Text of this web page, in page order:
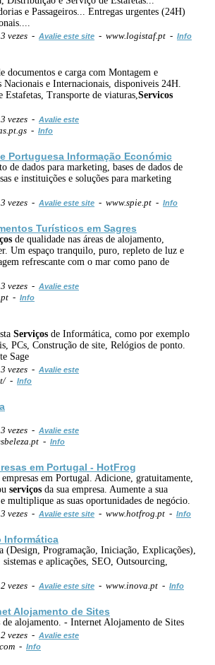
e Passageiros... Entregas urgentes (24H)
vezes - Avalie este site - www.logistaf.pt - Info
documentos e carga com Montagem e
Nacionais e Internacionais, disponiveis 24H.
Transporte de viaturas, Servicos
vezes - Avalie este
- Info
Portuguesa Informação Económic
de dados para marketing, bases de dados de
e instituições e soluções para marketing
vezes - Avalie este site - www.spie.pt - Info
Turísticos em Sagres
de qualidade nas áreas de alojamento,
Um espaço tranquilo, puro, repleto de luz e
refrescante com o mar como pano de
vezes - Avalie este
- Info
Serviços de Informática, como por exemplo
PCs, Construção de site, Relógios de ponto.
Sage
vezes - Avalie este
- Info
vezes - Avalie este
- Info
em Portugal - HotFrog
em Portugal. Adicione, gratuitamente,
serviços da sua empresa. Aumente a sua
multiplique as suas oportunidades de negócio.
vezes - Avalie este site - www.hotfrog.pt - Info
Informática
(Design, Programação, Iniciação, Explicações),
e aplicações, SEO, Outsourcing,
vezes - Avalie este site - www.inova.pt - Info
Alojamento de Sites
de alojamento. - Internet Alojamento de Sites
vezes - Avalie este
- Info